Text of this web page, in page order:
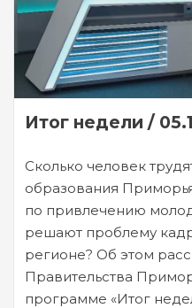
Итог недели /
Сколько человек
образования
по привлечению
решают проблему
регионе? Об этом
Правительства
программе «Итог